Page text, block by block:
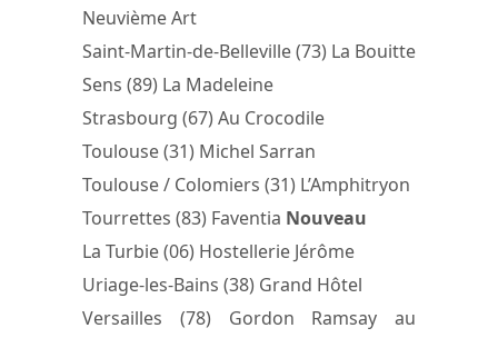
Neuvième Art
Saint-Martin-de-Belleville (73) La Bouitte
Sens (89) La Madeleine
Strasbourg (67) Au Crocodile
Toulouse (31) Michel Sarran
Toulouse / Colomiers (31) L’Amphitryon
Tourrettes (83) Faventia Nouveau
La Turbie (06) Hostellerie Jérôme
Uriage-les-Bains (38) Grand Hôtel
Versailles (78) Gordon Ramsay au